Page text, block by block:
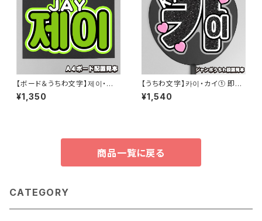
【ボード＆うちわ文字】제이・ジェ
イ② 即納 【ENHYPEN】
¥1,350
【うちわ文字】카이・カイ① 即納
【EXO】
¥1,540
商品一覧に戻る
CATEGORY